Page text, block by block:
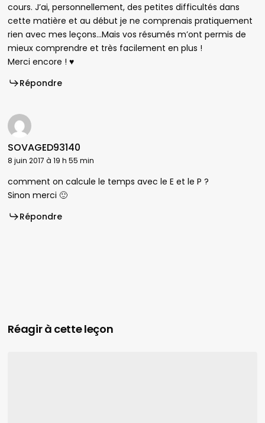
cours. J’ai, personnellement, des petites difficultés dans
cette matière et au début je ne comprenais pratiquement
rien avec mes leçons…Mais vos résumés m’ont permis de
mieux comprendre et très facilement en plus !
Merci encore ! ♥
Répondre
SOVAGED93140
8 juin 2017 à 19 h 55 min
comment on calcule le temps avec le E et le P ?
Sinon merci 🙂
Répondre
Réagir à cette leçon